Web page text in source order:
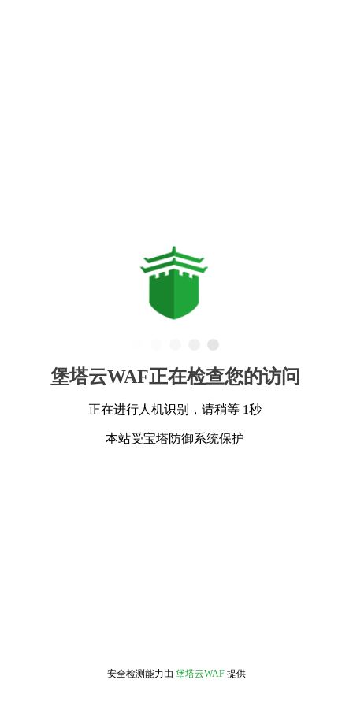
堡塔云WAF正在检查您的访问
正在进行人机识别，请稍等 1秒
本站受宝塔防御系统保护
安全检测能力由 堡塔云WAF 提供